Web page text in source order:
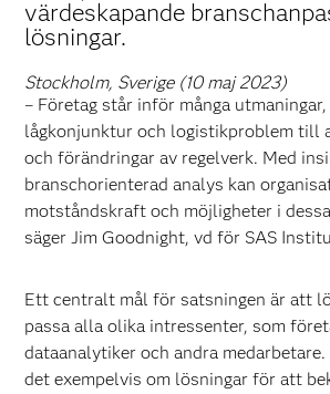
värdeskapande
lösningar.
Stockholm, Sverige (10 maj 2023)
– Företag står inför många
lågkonjunktur och logistikproblem till
och förändringar av regelverk. Med
branschorienterad analys kan
motståndskraft och möjligheter i
säger Jim Goodnight, vd för SAS
Ett centralt mål för satsningen är att
passa alla olika intressenter, som
dataanalytiker och andra
det exempelvis om lösningar för att